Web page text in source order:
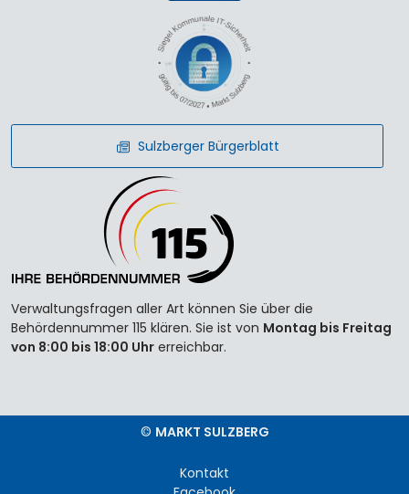
Sulzberger Bürgerblatt
Verwaltungsfragen aller Art können Sie über die
Behördennummer 115 klären. Sie ist von Montag bis Freitag
von 8:00 bis 18:00 Uhr erreichbar.
© MARKT SULZBERG
Kontakt